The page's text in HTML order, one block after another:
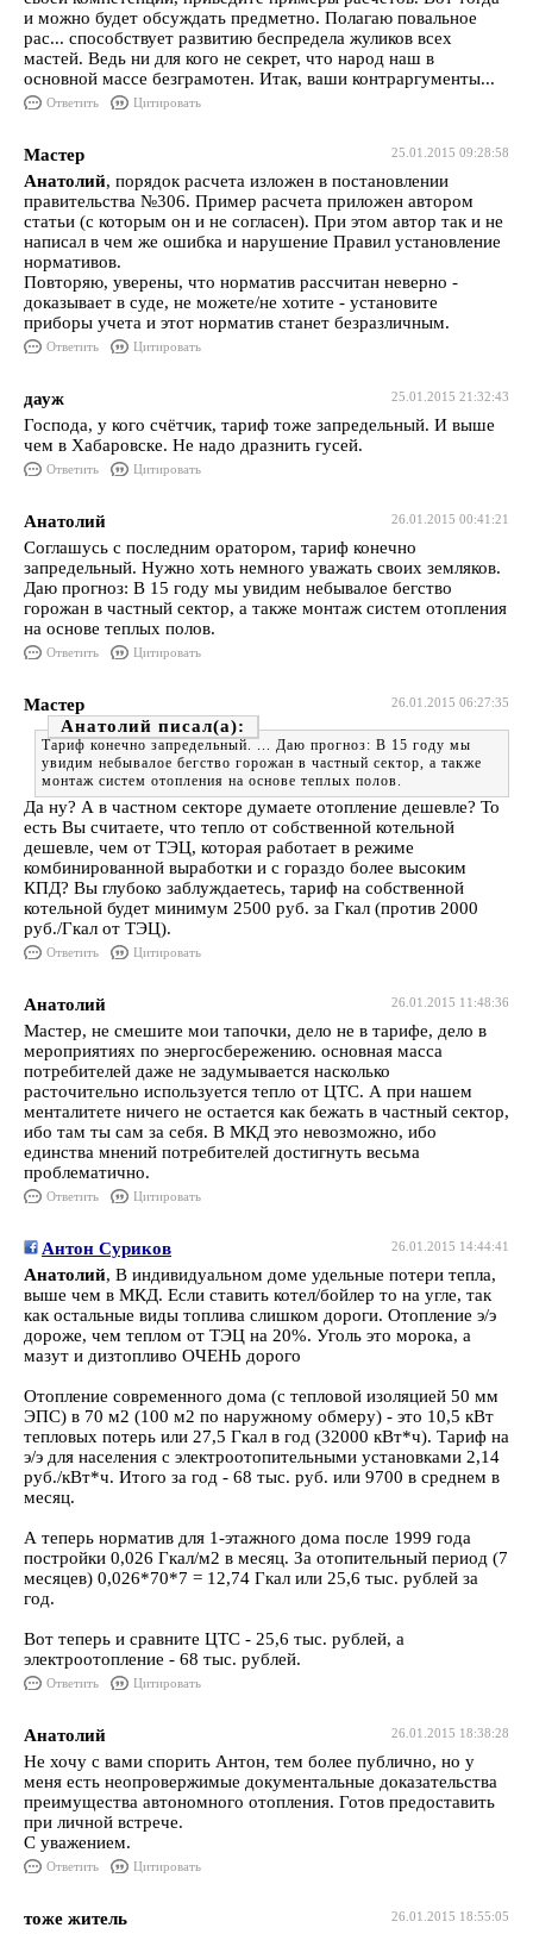
и можно будет обсуждать предметно. Полагаю повальное
рас... способствует развитию беспредела жуликов всех
мастей. Ведь ни для кого не секрет, что народ наш в
основной массе безграмотен. Итак, ваши контраргументы...
Ответить Цитировать
25.01.2015 09:28:58
Мастер
Анатолий, порядок расчета изложен в постановлении
правительства №306. Пример расчета приложен автором
статьи (с которым он и не согласен). При этом автор так и не
написал в чем же ошибка и нарушение Правил установление
нормативов.
Повторяю, уверены, что норматив рассчитан неверно -
доказывает в суде, не можете/не хотите - установите
приборы учета и этот норматив станет безразличным.
Ответить Цитировать
25.01.2015 21:32:43
дауж
Господа, у кого счётчик, тариф тоже запредельный. И выше
чем в Хабаровске. Не надо дразнить гусей.
Ответить Цитировать
26.01.2015 00:41:21
Анатолий
Соглашусь с последним оратором, тариф конечно
запредельный. Нужно хоть немного уважать своих земляков.
Даю прогноз: В 15 году мы увидим небывалое бегство
горожан в частный сектор, а также монтаж систем отопления
на основе теплых полов.
Ответить Цитировать
26.01.2015 06:27:35
Мастер
Анатолий
Тариф конечно запредельный. ... Даю прогноз: В 15 году мы
увидим небывалое бегство горожан в частный сектор, а также
монтаж систем отопления на основе теплых полов.
Да ну? А в частном секторе думаете отопление дешевле? То
есть Вы считаете, что тепло от собственной котельной
дешевле, чем от ТЭЦ, которая работает в режиме
комбинированной выработки и с гораздо более высоким
КПД? Вы глубоко заблуждаетесь, тариф на собственной
котельной будет минимум 2500 руб. за Гкал (против 2000
руб./Гкал от ТЭЦ).
Ответить Цитировать
26.01.2015 11:48:36
Анатолий
Мастер, не смешите мои тапочки, дело не в тарифе, дело в
мероприятиях по энергосбережению. основная масса
потребителей даже не задумывается насколько
расточительно используется тепло от ЦТС. А при нашем
менталитете ничего не остается как бежать в частный сектор,
ибо там ты сам за себя. В МКД это невозможно, ибо
единства мнений потребителей достигнуть весьма
проблематично.
Ответить Цитировать
26.01.2015 14:44:41
Антон Суриков
Анатолий, В индивидуальном доме удельные потери тепла,
выше чем в МКД. Если ставить котел/бойлер то на угле, так
как остальные виды топлива слишком дороги. Отопление э/э
дороже, чем теплом от ТЭЦ на 20%. Уголь это морока, а
мазут и дизтопливо ОЧЕНЬ дорого
Отопление современного дома (с тепловой изоляцией 50 мм
ЭПС) в 70 м2 (100 м2 по наружному обмеру) - это 10,5 кВт
тепловых потерь или 27,5 Гкал в год (32000 кВт*ч). Тариф на
э/э для населения с электроотопительными установками 2,14
руб./кВт*ч. Итого за год - 68 тыс. руб. или 9700 в среднем в
месяц.
А теперь норматив для 1-этажного дома после 1999 года
постройки 0,026 Гкал/м2 в месяц. За отопительный период (7
месяцев) 0,026*70*7 = 12,74 Гкал или 25,6 тыс. рублей за
год.
Вот теперь и сравните ЦТС - 25,6 тыс. рублей, а
электроотопление - 68 тыс. рублей.
Ответить Цитировать
26.01.2015 18:38:28
Анатолий
Не хочу с вами спорить Антон, тем более публично, но у
меня есть неопровержимые документальные доказательства
преимущества автономного отопления. Готов предоставить
при личной встрече.
С уважением.
Ответить Цитировать
26.01.2015 18:55:05
тоже житель